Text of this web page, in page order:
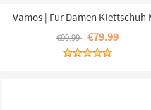
Vamos | Fur Damen Klettschuh
Verstellbaren Klettverschlussen -
€99.99 €79.99